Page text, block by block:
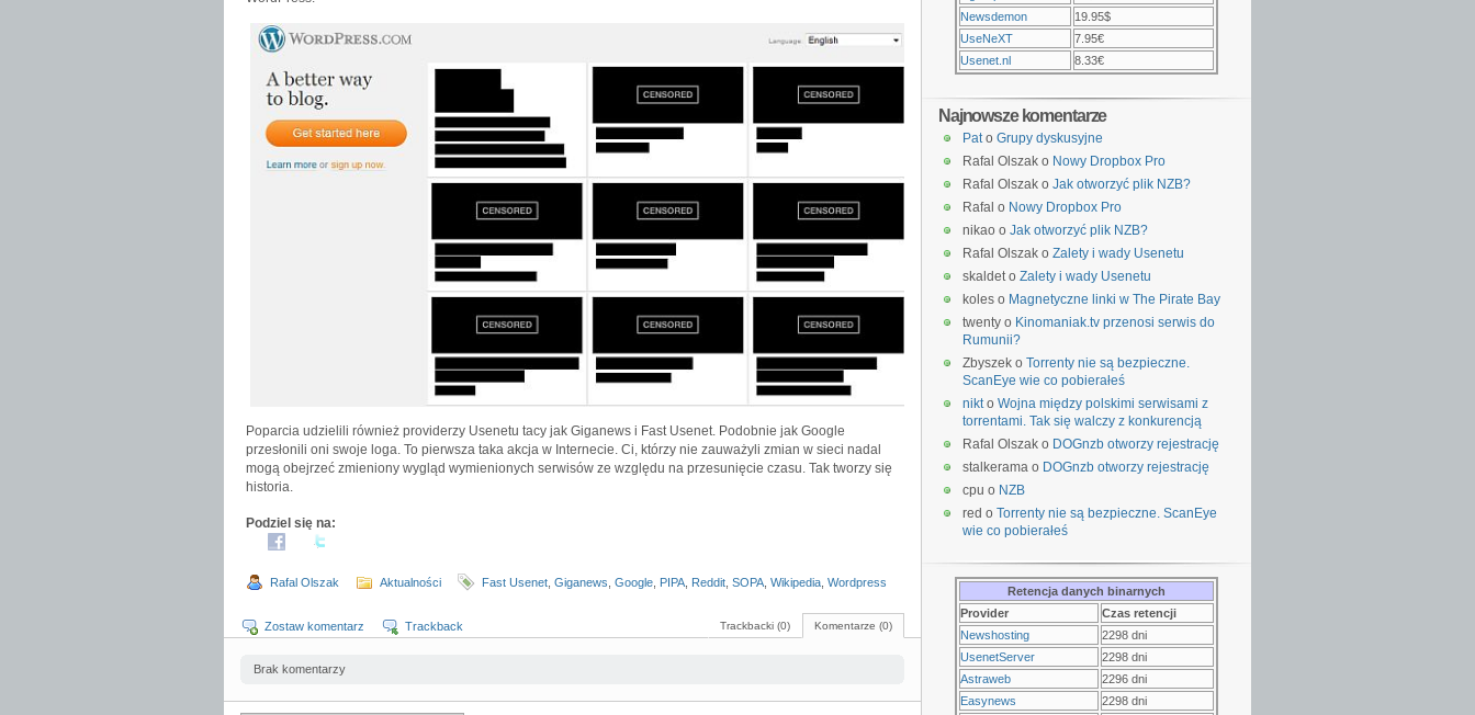
Poparcia udzielili również providerzy Usenetu tacy jak Giganews i Fast Usenet. Podobnie jak Google
przesłonili oni swoje loga. To pierwsza taka akcja w Internecie. Ci, którzy nie zauważyli zmian w sieci nadal
mogą obejrzeć zmieniony wygląd wymienionych serwisów ze względu na przesunięcie czasu. Tak tworzy się
historia.
Podziel się na:
Rafal Olszak Aktualności Fast Usenet, Giganews, Google, PIPA, Reddit, SOPA, Wikipedia, Wordpress
Komentarze (0)
Trackbacki (0)
Zostaw komentarz Trackback
Brak komentarzy
Newsdemon
19.95$
UseNeXT
7.95€
Usenet.nl
8.33€
Najnowsze komentarze
Pato Grupy dyskusyjne
Rafal Olszak o Nowy Dropbox Pro
Rafal Olszak o Jak otworzyć plik NZB?
Rafal o Nowy Dropbox Pro
nikao o Jak otworzyć plik NZB?
Rafal Olszak o Zalety i wady Usenetu
skaldet o Zalety i wady Usenetu
koles o Magnetyczne linki w The Pirate Bay
twenty o Kinomaniak.tv przenosi serwis do
Rumunii?
Zbyszek o Torrenty nie są bezpieczne.
ScanEye wie co pobierałeś
nikto Wojna między polskimi serwisami z
torrentami. Tak się walczy z konkurencją
Rafal Olszak o DOGnzb otworzy rejestrację
stalkerama o DOGnzb otworzy rejestrację
cpu o NZB
red o Torrenty nie są bezpieczne. ScanEye
wie co pobierałeś
Retencja danych binarnych
Provider
Czas retencji
Newshosting
2298 dni
UsenetServer
2298 dni
Astraweb
2296 dni
Easynews
2298 dni